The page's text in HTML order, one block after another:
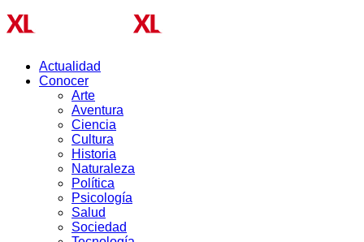
Actualidad
Conocer
Arte
Aventura
Ciencia
Cultura
Historia
Naturaleza
Política
Psicología
Salud
Sociedad